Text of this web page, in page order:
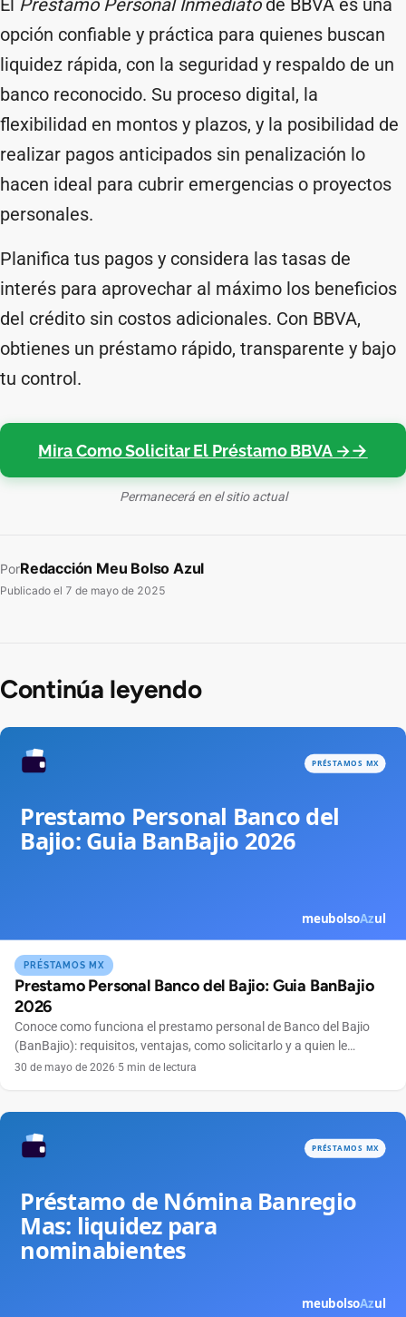
El Préstamo Personal Inmediatode BBVA es una
opción confiable y práctica para quienes buscan
liquidez rápida, con la seguridad y respaldo de un
banco reconocido. Su proceso digital, la
flexibilidad en montos y plazos, y la posibilidad de
realizar pagos anticipados sin penalización lo
hacen ideal para cubrir emergencias o proyectos
personales.
Planifica tus pagos y considera las tasas de
interés para aprovechar al máximo los beneficios
del crédito sin costos adicionales. Con BBVA,
obtienes un préstamo rápido, transparente y bajo
tu control.
Mira Como Solicitar El Préstamo BBVA →
Permanecerá en el sitio actual
PorRedacción Meu Bolso Azul
Publicado el 7 de mayo de 2025
Continúa leyendo
PRÉSTAMOS MX
Prestamo Personal Banco del Bajio: Guia BanBajio
2026
Conoce como funciona el prestamo personal de Banco del Bajio
(BanBajio): requisitos, ventajas, como solicitarlo y a quien le
conviene este credito.
30 de mayo de 2026·5 min de lectura